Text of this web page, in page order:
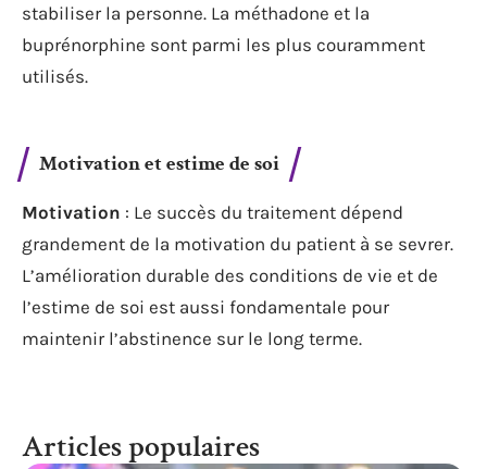
stabiliser la personne. La méthadone et la
buprénorphine sont parmi les plus couramment
utilisés.
Motivation et estime de soi
Motivation : Le succès du traitement dépend
grandement de la motivation du patient à se sevrer.
L’amélioration durable des conditions de vie et de
l’estime de soi est aussi fondamentale pour
maintenir l’abstinence sur le long terme.
Articles populaires